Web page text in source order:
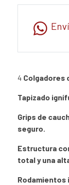
4 Colgadores
Tapizado
Grips de
seguro.
Estructura
total y una
Rodamientos